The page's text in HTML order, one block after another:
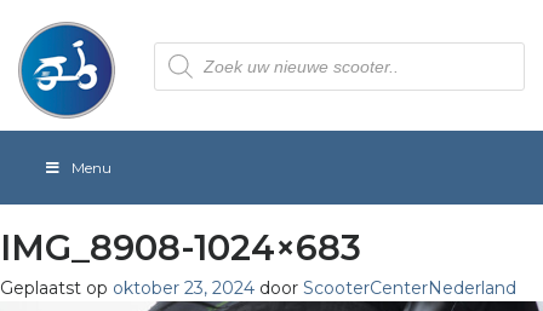
Producten
zoeken
Menu
IMG_8908-1024×683
Geplaatst op oktober 23, 2024 door ScooterCenterNederland